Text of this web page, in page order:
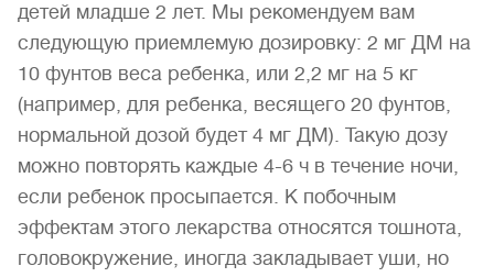
детей младше 2 лет. Мы рекомендуем вам
следующую приемлемую дозировку: 2 мг ДМ на
10 фунтов веса ребенка, или 2,2 мг на 5 кг
(например, для ребенка, весящего 20 фунтов,
нормальной дозой будет 4 мг ДМ). Такую дозу
можно повторять каждые 4-6 ч в течение ночи,
если ребенок просыпается. К побочным
эффектам этого лекарства относятся тошнота,
головокружение, иногда закладывает уши, но